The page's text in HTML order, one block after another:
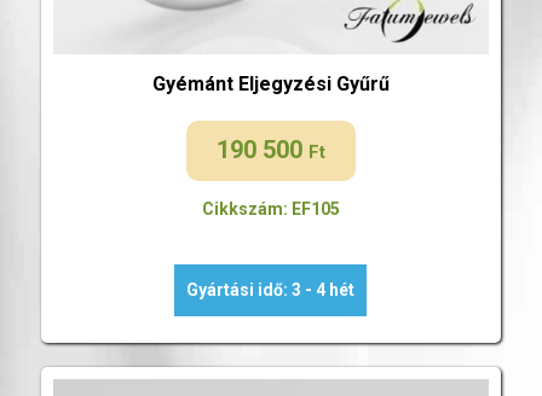
Gyémánt Eljegyzési Gyűrű
190 500 Ft
Cikkszám: EF105
Gyártási idő: 3 - 4 hét